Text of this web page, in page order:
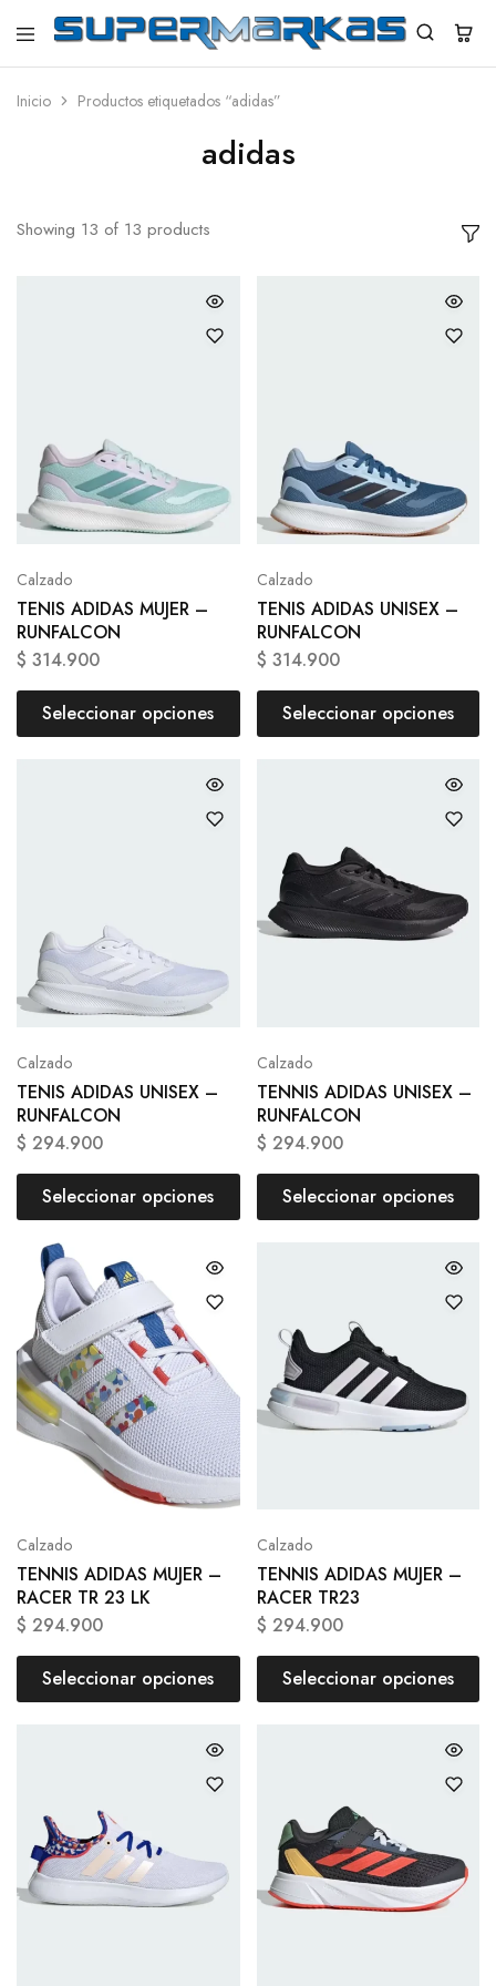
SuperMarkas
Ropa
con
Inicio Productos etiquetados “adidas”
adidas
Showing 13 of 13 products
Calzado
TENIS ADIDAS MUJER –
RUNFALCON
$ 314.900
Seleccionar opciones
Calzado
TENIS ADIDAS UNISEX –
RUNFALCON
$ 314.900
Seleccionar opciones
Calzado
TENIS ADIDAS UNISEX –
RUNFALCON
$ 294.900
Seleccionar opciones
Calzado
TENNIS ADIDAS UNISEX –
RUNFALCON
$ 294.900
Seleccionar opciones
Calzado
TENNIS ADIDAS MUJER –
RACER TR 23 LK
$ 294.900
Seleccionar opciones
Calzado
TENNIS ADIDAS MUJER –
RACER TR23
$ 294.900
Seleccionar opciones